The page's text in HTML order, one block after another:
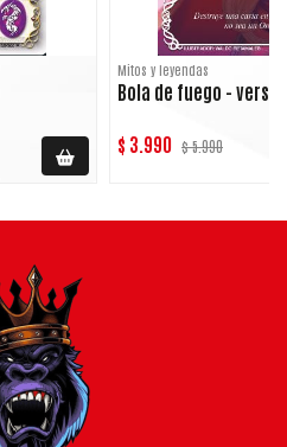
Mitos y leyendas
Bola de fuego -
$ 3.990 $ 5.990